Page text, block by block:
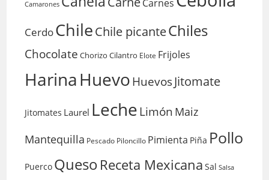
Camarones Carnes
CerdoChileChile picanteChiles
Chocolate Chorizo Cilantro Elote Frijoles
HarinaHuevoHuevosJitomate
Jitomates Laurel LecheLimón Maiz
Mantequilla Pescado Piloncillo Pimienta Piña Pollo
Puerco QuesoReceta Mexicana Sal Salsa